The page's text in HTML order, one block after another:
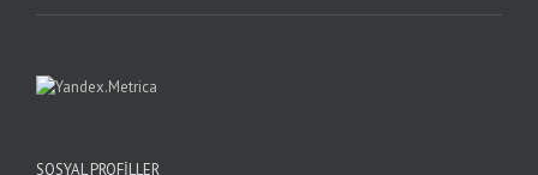
SOSYAL PROFILLER